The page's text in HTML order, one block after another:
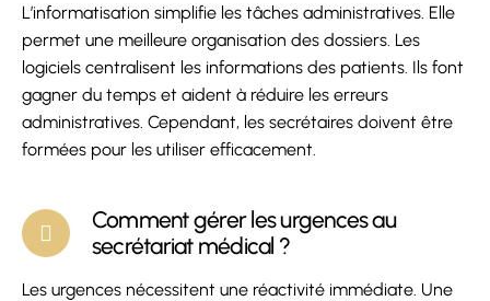
L’informatisation simplifie les tâches administratives. Elle
permet une meilleure organisation des dossiers. Les
logiciels centralisent les informations des patients. Ils font
gagner du temps et aident à réduire les erreurs
administratives. Cependant, les secrétaires doivent être
formées pour les utiliser efficacement.
Comment gérer les urgences au
secrétariat médical ?
Les urgences nécessitent une réactivité immédiate. Une